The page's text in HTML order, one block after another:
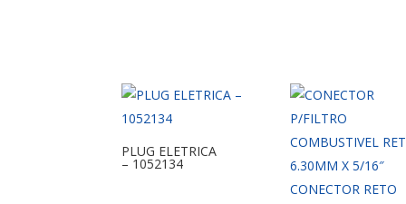
PLUG ELETRICA
– 1052134